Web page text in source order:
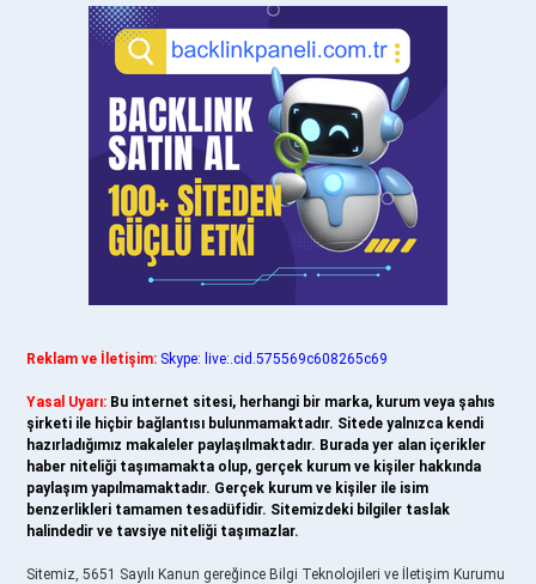
Reklam ve İletişim: Skype: live:.cid.575569c608265c69
Yasal Uyarı: Bu internet sitesi, herhangi bir marka, kurum veya şahıs
şirketi ile hiçbir bağlantısı bulunmamaktadır. Sitede yalnızca kendi
hazırladığımız makaleler paylaşılmaktadır. Burada yer alan içerikler
haber niteliği taşımamakta olup, gerçek kurum ve kişiler hakkında
paylaşım yapılmamaktadır. Gerçek kurum ve kişiler ile isim
benzerlikleri tamamen tesadüfidir. Sitemizdeki bilgiler taslak
halindedir ve tavsiye niteliği taşımazlar.
Sitemiz, 5651 Sayılı Kanun gereğince Bilgi Teknolojileri ve İletişim Kurumu